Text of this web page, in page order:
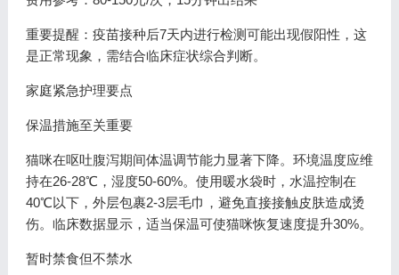
重要提醒：疫苗接种后7天内进行检测可能出现假阳性，这
是正常现象，需结合临床症状综合判断。
家庭紧急护理要点
保温措施至关重要
猫咪在呕吐腹泻期间体温调节能力显著下降。环境温度应维
持在26-28℃，湿度50-60%。使用暖水袋时，水温控制在
40℃以下，外层包裹2-3层毛巾，避免直接接触皮肤造成烫
伤。临床数据显示，适当保温可使猫咪恢复速度提升30%。
暂时禁食但不禁水